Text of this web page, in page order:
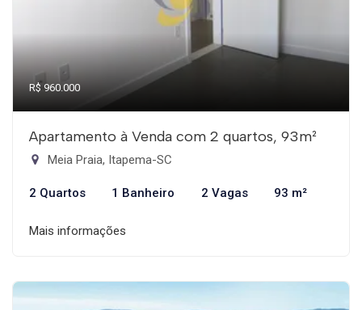
R$ 960.000
Apartamento à Venda com 2 quartos, 93m²
Meia Praia, Itapema-SC
2 Quartos 1 Banheiro 2 Vagas 93 m²
Mais informações